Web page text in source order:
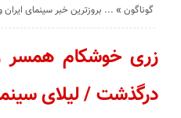
بروزترین خبر سینمای ایران و جهان ... « گوناگون
زری خوشکام همسر
درگذشت / لیلای